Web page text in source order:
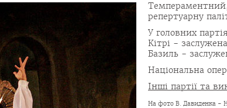
репертуарну
У головних
Кітрі -
Базиль -
Національна
Інші партії та
На фото В. Давиденка -